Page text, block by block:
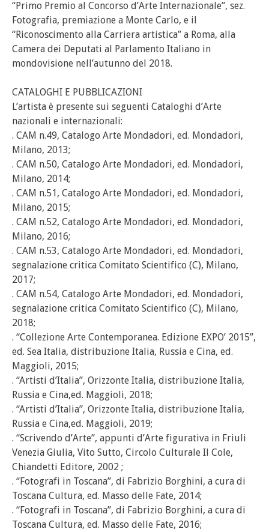
“Primo Premio al Concorso d’Arte Internazionale”, sez.
Fotografia, premiazione a Monte Carlo, e il
“Riconoscimento alla Carriera artistica” a Roma, alla
Camera dei Deputati al Parlamento Italiano in
mondovisione nell’autunno del 2018.
CATALOGHI E PUBBLICAZIONI
L’artista è presente sui seguenti Cataloghi d’Arte
nazionali e internazionali:
. CAM n.49, Catalogo Arte Mondadori, ed. Mondadori,
Milano, 2013;
. CAM n.50, Catalogo Arte Mondadori, ed. Mondadori,
Milano, 2014;
. CAM n.51, Catalogo Arte Mondadori, ed. Mondadori,
Milano, 2015;
. CAM n.52, Catalogo Arte Mondadori, ed. Mondadori,
Milano, 2016;
. CAM n.53, Catalogo Arte Mondadori, ed. Mondadori,
segnalazione critica Comitato Scientifico (C), Milano,
2017;
. CAM n.54, Catalogo Arte Mondadori, ed. Mondadori,
segnalazione critica Comitato Scientifico (C), Milano,
2018;
. “Collezione Arte Contemporanea. Edizione EXPO’ 2015”,
ed. Sea Italia, distribuzione Italia, Russia e Cina, ed.
Maggioli, 2015;
. “Artisti d’Italia”, Orizzonte Italia, distribuzione Italia,
Russia e Cina,ed. Maggioli, 2018;
. “Artisti d’Italia”, Orizzonte Italia, distribuzione Italia,
Russia e Cina,ed. Maggioli, 2019;
. “Scrivendo d’Arte”, appunti d’Arte figurativa in Friuli
Venezia Giulia, Vito Sutto, Circolo Culturale Il Cole,
Chiandetti Editore, 2002 ;
. “Fotografi in Toscana”, di Fabrizio Borghini, a cura di
Toscana Cultura, ed. Masso delle Fate, 2014;
. “Fotografi in Toscana”, di Fabrizio Borghini, a cura di
Toscana Cultura, ed. Masso delle Fate, 2016;